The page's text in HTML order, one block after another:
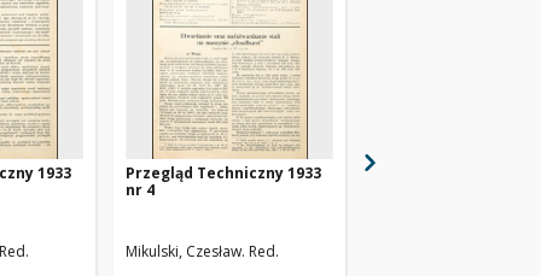
1933
Przegląd Techniczny 1933
nr 4
Mikulski, Czesław. Red.